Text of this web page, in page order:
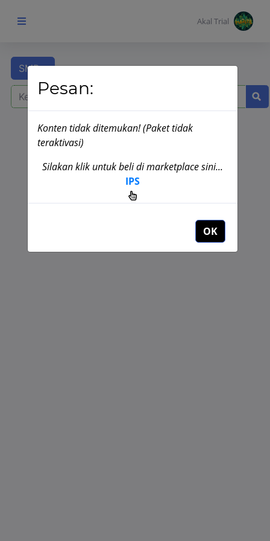
Beranda Anak
MENU
KONTEN
Pembelajaran
Akal Trial
Pesan:
Konten tidak ditemukan! (Paket tidak
teraktivasi)
Silakan klik untuk beli di marketplace sini...
IPS
OK
SMP
Copyright © Akal Interaktif 2020